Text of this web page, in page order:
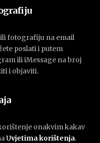
fotografiju na email
poslati i putem
ili iMessage na broj
i objaviti.
onakvim kakav
Uvjetima korištenja.